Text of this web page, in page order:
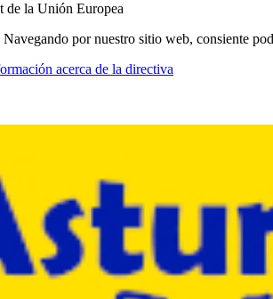
de la Unión Europea
por nuestro sitio web, consiente
acerca de la directiva